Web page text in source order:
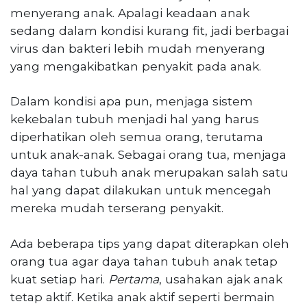
menyerang anak. Apalagi keadaan anak
sedang dalam kondisi kurang fit, jadi berbagai
virus dan bakteri lebih mudah menyerang
yang mengakibatkan penyakit pada anak.
Dalam kondisi apa pun, menjaga sistem
kekebalan tubuh menjadi hal yang harus
diperhatikan oleh semua orang, terutama
untuk anak-anak. Sebagai orang tua, menjaga
daya tahan tubuh anak merupakan salah satu
hal yang dapat dilakukan untuk mencegah
mereka mudah terserang penyakit.
Ada beberapa tips yang dapat diterapkan oleh
orang tua agar daya tahan tubuh anak tetap
kuat setiap hari. Pertama, usahakan ajak anak
tetap aktif. Ketika anak aktif seperti bermain